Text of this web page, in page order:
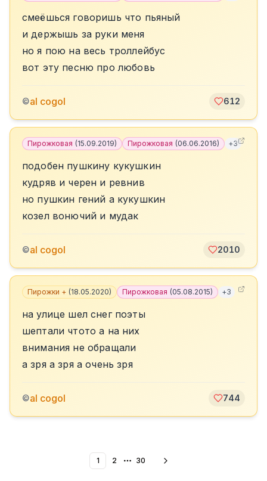
смеёшься говоришь что пьяный
и держышь за руки меня
но я пою на весь троллейбус
вот эту песню про любовь
©al cogol 612
Пирожковая (15.09.2019) Пирожковая (06.06.2016) +3
подобен пушкину кукушкин
кудряв и черен и ревнив
но пушкин гений а кукушкин
козел вонючий и мудак
©al cogol 2010
Пирожки + (18.05.2020) Пирожковая (05.08.2015) +3
на улице шел снег поэты
шептали чтото а на них
внимания не обращали
а зря а зря а очень зря
©al cogol 744
1 2 More pages
30